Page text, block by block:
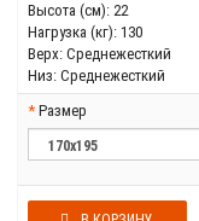
Высота (см): 22
Нагрузка (кг): 130
Верх: Среднежесткий
Низ: Среднежесткий
Размер